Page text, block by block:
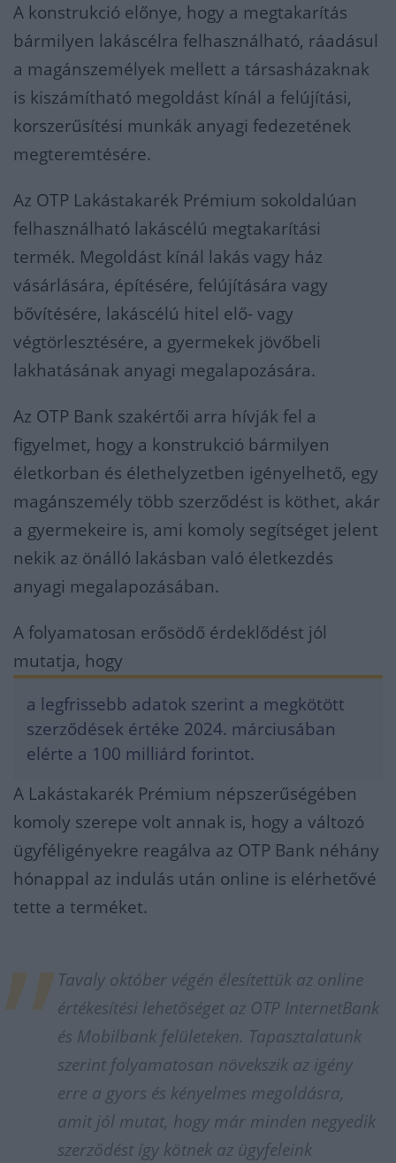
A konstrukció előnye, hogy a megtakarítás
bármilyen lakáscélra felhasználható, ráadásul
a magánszemélyek mellett a társasházaknak
is kiszámítható megoldást kínál a felújítási,
korszerűsítési munkák anyagi fedezetének
megteremtésére.
Az OTP Lakástakarék Prémium sokoldalúan
felhasználható lakáscélú megtakarítási
termék. Megoldást kínál lakás vagy ház
vásárlására, építésére, felújítására vagy
bővítésére, lakáscélú hitel elő- vagy
végtörlesztésére, a gyermekek jövőbeli
lakhatásának anyagi megalapozására.
Az OTP Bank szakértői arra hívják fel a
figyelmet, hogy a konstrukció bármilyen
életkorban és élethelyzetben igényelhető, egy
magánszemély több szerződést is köthet, akár
a gyermekeire is, ami komoly segítséget jelent
nekik az önálló lakásban való életkezdés
anyagi megalapozásában.
A folyamatosan erősödő érdeklődést jól
mutatja, hogy
a legfrissebb adatok szerint a megkötött
szerződések értéke 2024. márciusában
elérte a 100 milliárd forintot.
A Lakástakarék Prémium népszerűségében
komoly szerepe volt annak is, hogy a változó
ügyféligényekre reagálva az OTP Bank néhány
hónappal az indulás után online is elérhetővé
tette a terméket.
Tavaly október végén élesítettük az online
értékesítési lehetőséget az OTP InternetBank
és Mobilbank felületeken. Tapasztalatunk
szerint folyamatosan növekszik az igény
erre a gyors és kényelmes megoldásra,
amit jól mutat, hogy már minden negyedik
szerződést így kötnek az ügyfeleink